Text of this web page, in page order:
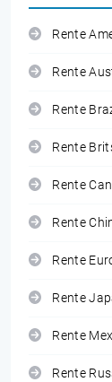
Rente
Rente
Rente
Rente
Rente
Rente
Rente
Rente
Rente
Rente